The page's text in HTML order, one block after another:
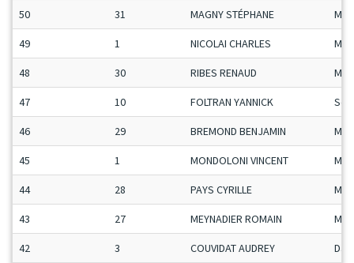
50 31 MAGNY STÉPHANE
49 1 NICOLAI CHARLES
48 30 RIBES RENAUD
47 10 FOLTRAN YANNICK
46 29 BREMOND BENJAMIN
45 1 MONDOLONI VINCENT
44 28 PAYS CYRILLE
43 27 MEYNADIER ROMAIN
42 3 COUVIDAT AUDREY